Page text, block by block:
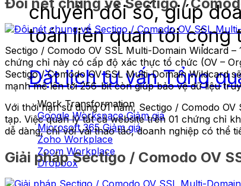
chuyển đổi số, giúp
toán liên quan tới cộng
Đặt lịch tư vấn Tổng
Work Transformation
Google Workspace
Microsoft 365
Zoho Workplace
Zoom Workplace
Dropbox
Sectigo / Comodo OV SSL Multi-Domain Wildcard
chứng chỉ này có cấp độ xác thực tổ chức (OV –
Sectigo / Comodo OV SSL Multi-Domain Wildcard
mạnh mẽ lên tới 256-bit còn giúp bảo vệ dữ liệu
Với thời hạn sử dụng 01 năm, Sectigo / Comodo
tạp. Việc quản lý tất cả website trên 01 chứng chỉ
dễ dàng, chỉ với vài thao tác, doanh nghiệp có thể
Giải pháp Sectigo / Comodo OV